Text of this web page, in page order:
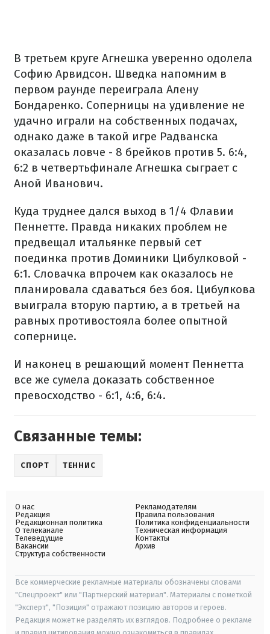
В третьем круге Агнешка уверенно одолела
Софию Арвидсон. Шведка напомним в
первом раунде переиграла Алену
Бондаренко. Соперницы на удивление не
удачно играли на собственных подачах,
однако даже в такой игре Радванска
оказалась ловче - 8 брейков против 5. 6:4,
6:2 в четвертьфинале Агнешка сыграет с
Аной Иванович.
Куда труднее дался выход в 1/4 Флавии
Пеннетте. Правда никаких проблем не
предвещал итальянке первый сет
поединка против Доминики Цибулковой -
6:1. Словачка впрочем как оказалось не
планировала сдаваться без боя. Цибулкова
выиграла вторую партию, а в третьей на
равных противостояла более опытной
сопернице.
И наконец в решающий момент Пеннетта
все же сумела доказать собственное
превосходство - 6:1, 4:6, 6:4.
Связанные темы:
СПОРТ ТЕННИС
О нас
Редакция
Редакционная политика
О телеканале
Телеведущие
Вакансии
Структура собственности
Рекламодателям
Правила пользования
Политика конфиденциальности
Техническая информация
Контакты
Архив
Все коммерческие рекламные материалы обозначены словами
"Спецпроект" или "Партнерский материал". Материалы с пометкой
"Эксперт", "Позиция" отражают позицию авторов и героев.
Редакция может не разделять их взглядов. Подробнее о рекламе